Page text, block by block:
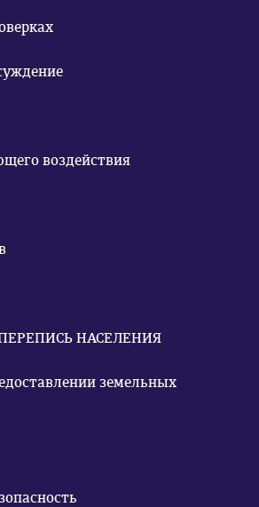
воздействия
НАСЕЛЕНИЯ
земельных